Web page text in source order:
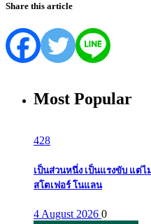
Share this article
Most Popular
428
เป็นส่วนหนึ่ง เป็นแรงขับ แต่
สโตเฟอร์ โนแลน
4 August 2026 0